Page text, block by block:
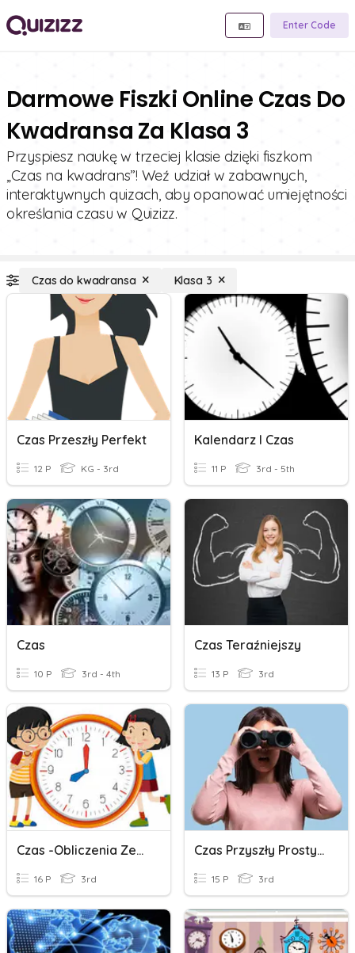
Enter Code
Darmowe Fiszki Online Czas Do
Kwadransa Za Klasa 3
Przyspiesz naukę w trzeciej klasie dzięki fiszkom
„Czas na kwadrans”! Weź udział w zabawnych,
interaktywnych quizach, aby opanować umiejętności
określania czasu w Quizizz.
Czas do kwadransa Klasa 3
Czas Przeszły Perfekt
12 P KG - 3rd
Kalendarz I Czas
11 P 3rd - 5th
Czas
10 P 3rd - 4th
Czas Teraźniejszy
13 P 3rd
Czas -obliczenia Zegarowe
16 P 3rd
Czas Przyszły Prosty Ma Końcówki Czasu Teraźniejszego)
15 P 3rd